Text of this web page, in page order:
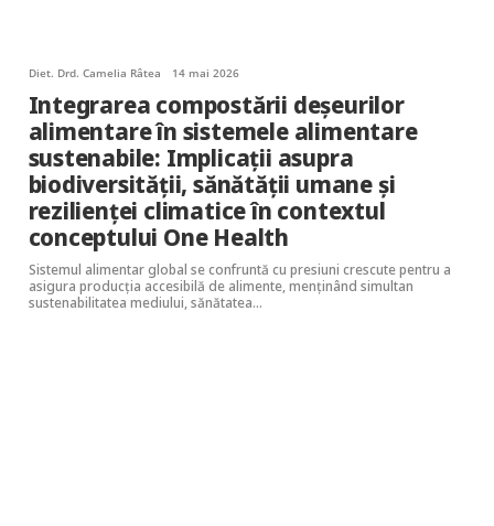
Diet. Drd. Camelia Râtea 14 mai 2026
Integrarea compostării deșeurilor
alimentare în sistemele alimentare
sustenabile: Implicații asupra
biodiversității, sănătății umane și
rezilienței climatice în contextul
conceptului One Health
Sistemul alimentar global se confruntă cu presiuni crescute pentru a
asigura producția accesibilă de alimente, menținând simultan
sustenabilitatea mediului, sănătatea…